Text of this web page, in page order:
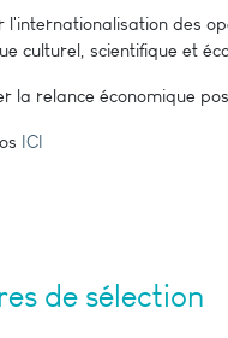
l'internationalisation des
culturel, scientifique et
la relance économique
ICI
de sélection